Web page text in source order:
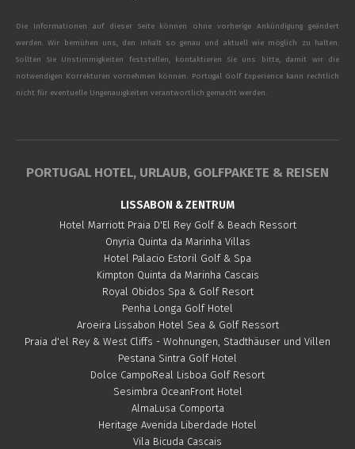
Die Informationen auf dieser Seite können ohne vorherige Ankündigung geändert
werden. Wir bemühen uns, den Inhalt so genau und aktuell wie möglich zu halten.
Sollten Sie Unstimmigkeiten feststellen, kontaktieren Sie uns bitte, damit wir die
notwendigen Korrekturen vornehmen können. Portugal Golf Experience kann rechtlich
nicht für eventuelle Ungenauigkeiten verantwortlich gemacht werden.
PORTUGAL HOTEL, URLAUB, GOLFPAKETE & REISEN
LISSABON & ZENTRUM
Hotel Marriott Praia D'El Rey Golf & Beach Ressort
Onyria Quinta da Marinha Villas
Hotel Palacio Estoril Golf & Spa
Kimpton Quinta da Marinha Cascais
Royal Obidos Spa & Golf Resort
Penha Longa Golf Hotel
Aroeira Lissabon Hotel Sea & Golf Ressort
Praia d'el Rey & West Cliffs - Wohnungen, Stadthäuser und Villen
Pestana Sintra Golf Hotel
Dolce CampoReal Lisboa Golf Resort
Sesimbra OceanFront Hotel
AlmaLusa Comporta
Heritage Avenida Liberdade Hotel
Vila Bicuda Cascais